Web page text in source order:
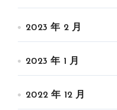
2023 年 2 月
2023 年 1 月
2022 年 12 月